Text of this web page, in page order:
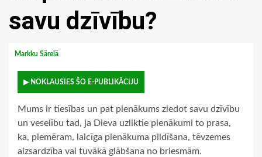
savu dzīvību?
Markku Särelä
▶ NOKLAUSIES ŠO E-PUBLIKĀCIJU
Mums ir tiesības un pat pienākums ziedot savu dzīvību
un veselību tad, ja Dieva uzliktie pienākumi to prasa,
ka, piemēram, laicīga pienākuma pildīšana, tēvzemes
aizsardzība vai tuvākā glābšana no briesmām.